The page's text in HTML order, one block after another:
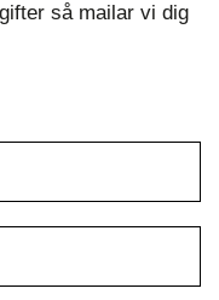
så mailar vi dig